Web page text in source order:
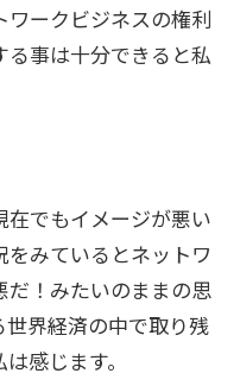
ークビジネスの権利
事は十分できると私
でもイメージが悪い
みているとネットワ
だ！みたいのままの思
界経済の中で取り残
感じます。